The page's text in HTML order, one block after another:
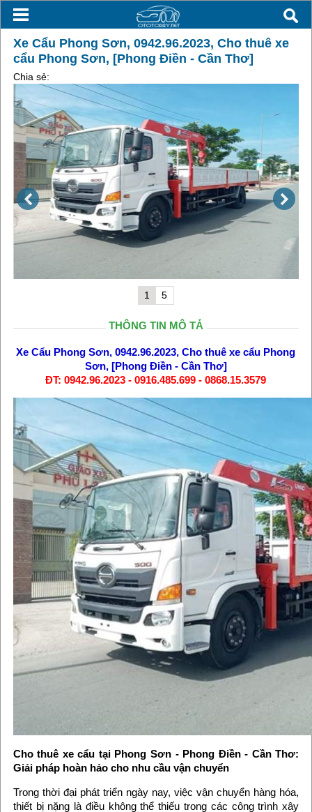
Xe Cẩu Phong Sơn, 0942.96.2023, Cho thuê xe
cẩu Phong Sơn, [Phong Điền - Cần Thơ]
Chia sẻ:
1 5
THÔNG TIN MÔ TẢ
Xe Cẩu Phong Sơn, 0942.96.2023, Cho thuê xe cẩu Phong
Sơn, [Phong Điền - Cần Thơ]
ĐT: 0942.96.2023 - 0916.485.699 - 0868.15.3579
Cho thuê xe cẩu tại Phong Sơn - Phong Điền - Cần Thơ:
Giải pháp hoàn hảo cho nhu cầu vận chuyển
Trong thời đại phát triển ngày nay, việc vận chuyển hàng hóa,
thiết bị nặng là điều không thể thiếu trong các công trình xây